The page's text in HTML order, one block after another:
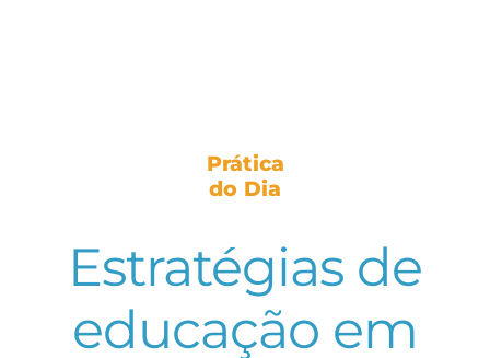
Prática
do Dia
Estratégias de
educação em